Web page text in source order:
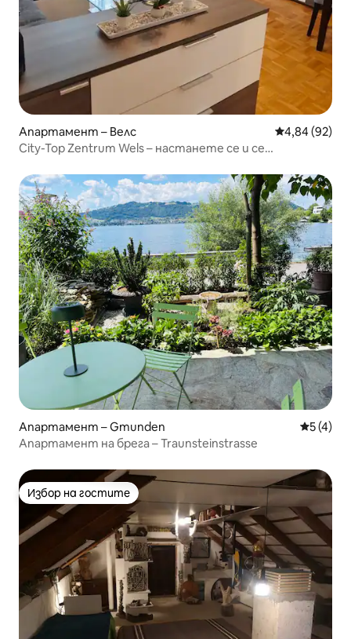
Апартамент – Велс Средна
4,84 (92)
City-Top Zentrum Wels – настанете се и се
Апартамент – Gmunden Средна
5 (4)
Апартамент на брега – Traunsteinstrasse
Избор на гостите
Избор на гостите